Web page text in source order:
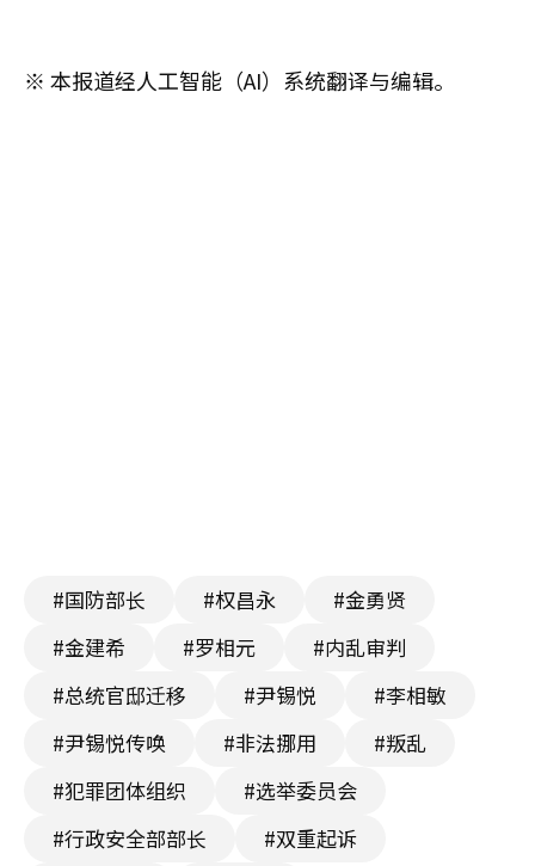
※ 本报道经人工智能（AI）系统翻译与编辑。
#国防部长 #权昌永
#金勇贤
#金建希
#罗相元
#内乱审判
#总统官邸迁移
#尹锡悦
#李相敏
#尹锡悦传唤
#非法挪用
#叛乱
#犯罪团体组织
#选举委员会
#行政安全部部长
#双重起诉